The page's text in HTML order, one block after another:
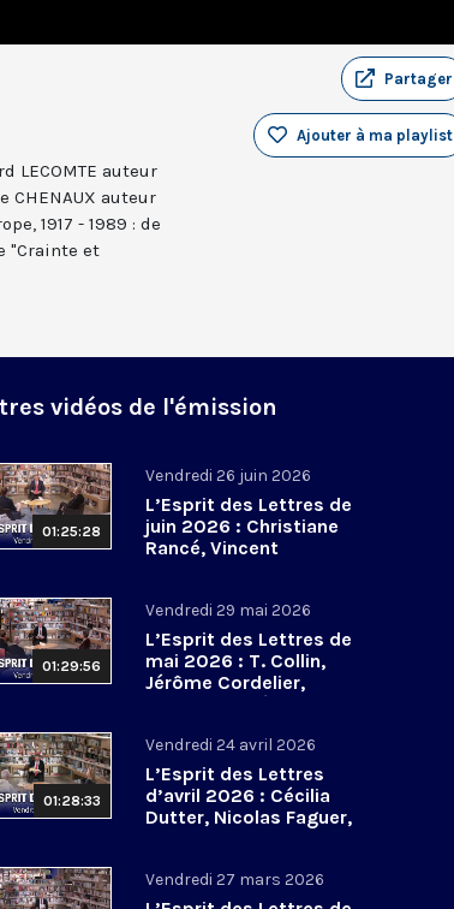
Partager
Ajouter à ma playlist
LECOMTE auteur
CHENAUX auteur
1917 - 1989 : de
"Crainte et
vidéos de l'émission
01:25:28
Vendredi 26 juin 2026
L’Esprit des Lettres de
juin 2026 : Christiane
Rancé, Vincent
01:29:56
Vendredi 29 mai 2026
L’Esprit des Lettres de
mai 2026 : T. Collin,
Jérôme Cordelier,
François Euvé
01:28:33
Vendredi 24 avril 2026
L’Esprit des Lettres
d’avril 2026 : Cécilia
Dutter, Nicolas Faguer,
Vendredi 27 mars 2026